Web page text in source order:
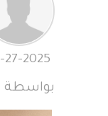
بواسطة